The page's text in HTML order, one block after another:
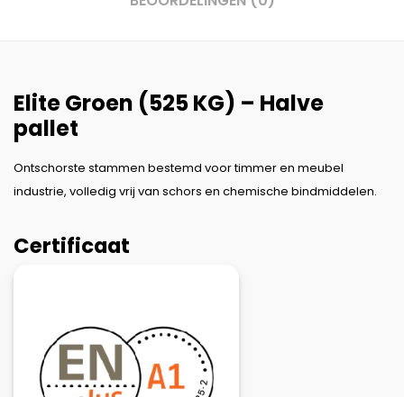
Elite Groen (525 KG) – Halve
pallet
Ontschorste stammen bestemd voor timmer en meubel
industrie, volledig vrij van schors en chemische bindmiddelen.
Certificaat